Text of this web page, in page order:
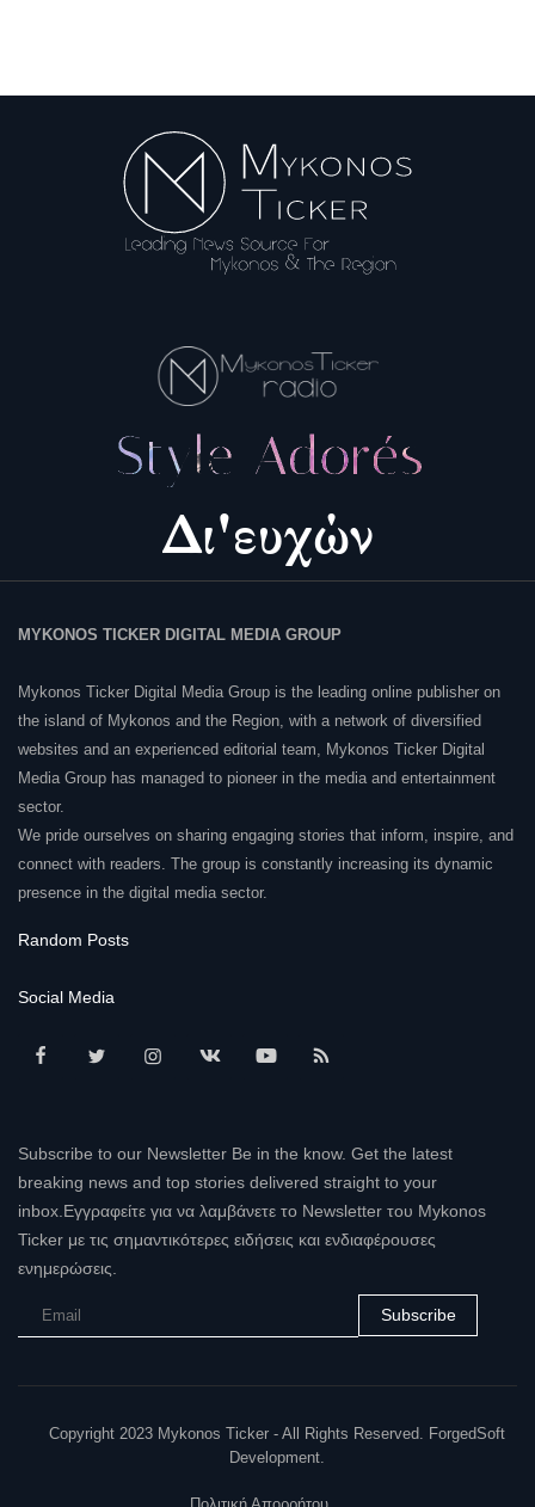
MYKONOS TICKER DIGITAL MEDIA GROUP
Mykonos Ticker Digital Media Group is the leading online publisher on
the island of Mykonos and the Region, with a network of diversified
websites and an experienced editorial team, Mykonos Ticker Digital
Media Group has managed to pioneer in the media and entertainment
sector.
We pride ourselves on sharing engaging stories that inform, inspire, and
connect with readers. The group is constantly increasing its dynamic
presence in the digital media sector.
Random Posts
Social Media
Subscribe to our Newsletter Be in the know. Get the latest
breaking news and top stories delivered straight to your
inbox.Εγγραφείτε για να λαμβάνετε το Newsletter του Mykonos
Ticker με τις σημαντικότερες ειδήσεις και ενδιαφέρουσες
ενημερώσεις.
Subscribe
Copyright 2023 Mykonos Ticker - All Rights Reserved. ForgedSoft
Development.